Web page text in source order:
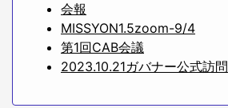
会報
MISSYON1.5zoom-9/4
第1回CAB会議
2023.10.21ガバナー公式訪問